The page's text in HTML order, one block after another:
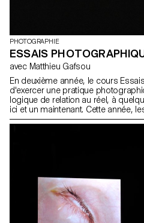
PHOTOGRAPHIE
ESSAIS
avec Matthieu Gafsou
En deuxième année, le cours
d'exercer une pratique
logique de relation au réel, à
ici et un maintenant. Cette année,
sur une thématique liée à